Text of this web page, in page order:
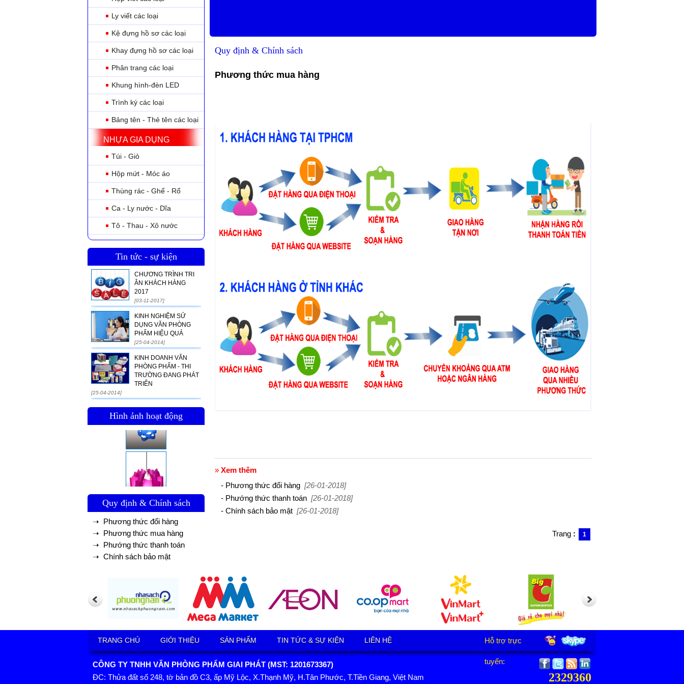
Ly viết các loại
Kệ đựng hồ sơ các loại
Khay đựng hồ sơ các loại
Phân trang các loại
Khung hình-đèn LED
Trình ký các loại
Bảng tên - Thẻ tên các loại
NHỰA GIA DỤNG
Túi - Giỏ
Hộp mứt - Móc áo
Thùng rác - Ghế - Rổ
Ca - Ly nước - Dĩa
Tô - Thau - Xô nước
Tin tức - sự kiện
CHƯƠNG TRÌNH TRI
ÂN KHÁCH HÀNG
2017
[03-11-2017]
KINH NGHIỆM SỬ
DỤNG VĂN PHÒNG
PHẨM HIỆU QUẢ
[25-04-2014]
KINH DOANH VĂN
PHÒNG PHẨM - THI
TRƯỜNG ĐANG PHÁT
TRIỂN
[25-04-2014]
Hình ảnh hoạt động
Quy định & Chính sách
➝ Phương thức đổi hàng
➝ Phương thức mua hàng
➝ Phướng thức thanh toán
➝ Chính sách bảo mật
Quy định & Chính sách
Phương thức mua hàng
» Xem thêm
- Phương thức đổi hàng [26-01-2018]
- Phướng thức thanh toán [26-01-2018]
- Chính sách bảo mật [26-01-2018]
Trang : 1
TRANG CHỦ GIỚI THIỆU SẢN PHẨM TIN TỨC & SỰ KIỆN LIÊN HỆ Hỗ trợ trực
tuyến:
CÔNG TY TNHH VĂN PHÒNG PHẨM GIAI PHÁT (MST: 1201673367)
ĐC: Thửa đất số 248, tờ bản đồ C3, ấp Mỹ Lộc, X.Thạnh Mỹ, H.Tân Phước, T.Tiền Giang, Việt Nam
2329360